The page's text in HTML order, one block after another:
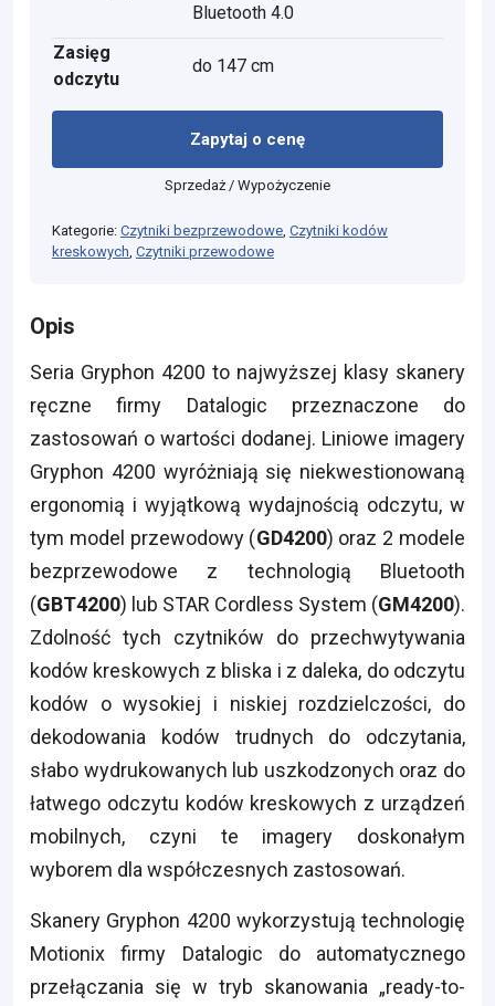
Bluetooth 4.0
Zasięg
odczytu
do 147 cm
Zapytaj o cenę
Sprzedaż / Wypożyczenie
Kategorie: Czytniki bezprzewodowe Czytniki kodów
kreskowych Czytniki przewodowe
Opis
Seria Gryphon 4200 to najwyższej klasy skanery
ręczne firmy Datalogic przeznaczone do
zastosowań o wartości dodanej. Liniowe imagery
Gryphon 4200 wyróżniają się niekwestionowaną
ergonomią i wyjątkową wydajnością odczytu, w
tym model przewodowy (GD4200) oraz 2 modele
bezprzewodowe z technologią Bluetooth
(GBT4200) lub STAR Cordless System (GM4200).
Zdolność tych czytników do przechwytywania
kodów kreskowych z bliska i z daleka, do odczytu
kodów o wysokiej i niskiej rozdzielczości, do
dekodowania kodów trudnych do odczytania,
słabo wydrukowanych lub uszkodzonych oraz do
łatwego odczytu kodów kreskowych z urządzeń
mobilnych, czyni te imagery doskonałym
wyborem dla współczesnych zastosowań.
Skanery Gryphon 4200 wykorzystują technologię
Motionix firmy Datalogic do automatycznego
przełączania się w tryb skanowania „ready-to-